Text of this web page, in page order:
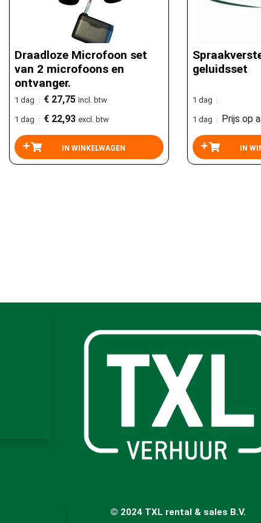
Draadloze Microfoon set
van 2 microfoons en
ontvanger.
1 dag | € 27,75 incl. btw
1 dag | € 22,93 excl. btw
geluidsset
1 dag |
1 dag | Prijs op
© 2024 TXL rental & sales B.V.